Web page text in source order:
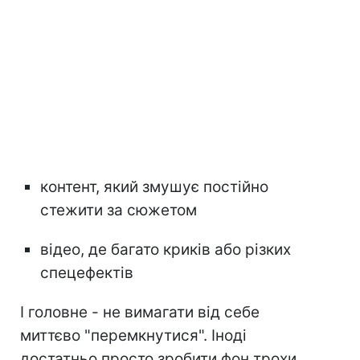
контент, який змушує постійно
стежити за сюжетом
відео, де багато криків або різких
спецефектів
І головне - не вимагати від себе
миттєво "перемкнутися". Іноді